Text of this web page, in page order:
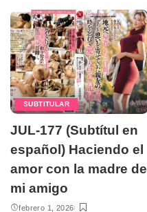
SUBTITULAR
JUL-177 (Subtítul en
español) Haciendo el
amor con la madre de
mi amigo
febrero 1, 2026